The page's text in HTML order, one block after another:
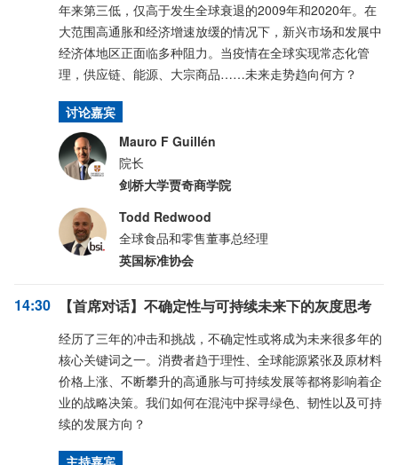
年来第三低，仅高于发生全球衰退的2009年和2020年。在
大范围高通胀和经济增速放缓的情况下，新兴市场和发展中
经济体地区正面临多种阻力。当疫情在全球实现常态化管
理，供应链、能源、大宗商品……未来走势趋向何方？
讨论嘉宾
Mauro F Guillén
院长
剑桥大学贾奇商学院
Todd Redwood
全球食品和零售董事总经理
英国标准协会
14:30 【首席对话】不确定性与可持续未来下的灰度思考
经历了三年的冲击和挑战，不确定性或将成为未来很多年的
核心关键词之一。消费者趋于理性、全球能源紧张及原材料
价格上涨、不断攀升的高通胀与可持续发展等都将影响着企
业的战略决策。我们如何在混沌中探寻绿色、韧性以及可持
续的发展方向？
主持嘉宾